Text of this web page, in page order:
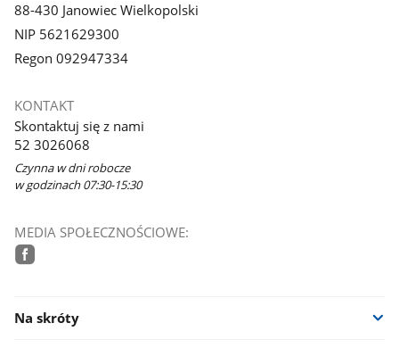
88-430 Janowiec Wielkopolski
NIP 5621629300
Regon 092947334
KONTAKT
Skontaktuj się z nami
52 3026068
Czynna w dni robocze
w godzinach 07:30-15:30
MEDIA SPOŁECZNOŚCIOWE:
Na skróty